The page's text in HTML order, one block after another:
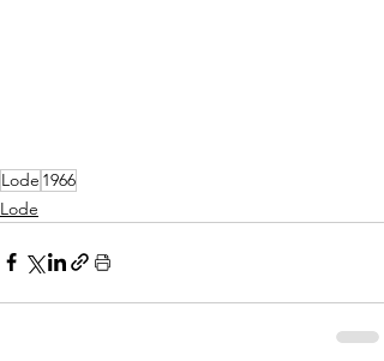
Lode 1966
Lode